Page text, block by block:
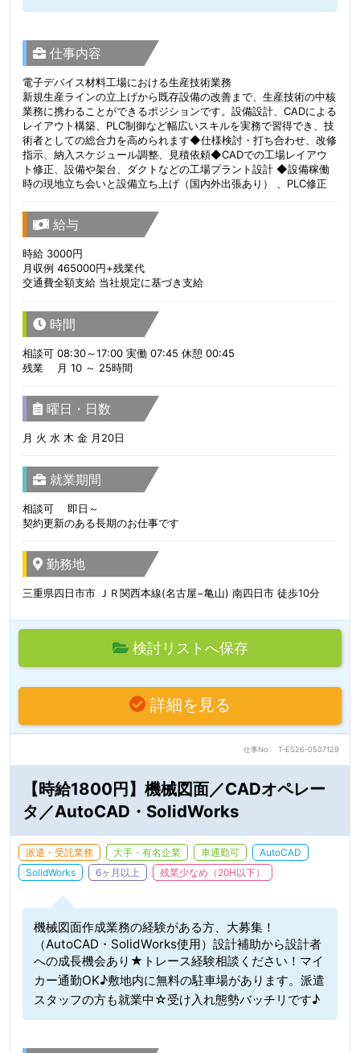
仕事内容
電子デバイス材料工場における生産技術業務
新規生産ラインの立上げから既存設備の改善まで、生産技術の中核
業務に携わることができるポジションです。設備設計、CADによる
レイアウト構築、PLC制御など幅広いスキルを実務で習得でき、技
術者としての総合力を高められます◆仕様検討・打ち合わせ、改修
指示、納入スケジュール調整、見積依頼◆CADでの工場レイアウ
ト修正、設備や架台、ダクトなどの工場プラント設計 ◆設備稼働
時の現地立ち会いと設備立ち上げ（国内外出張あり） 、PLC修正
給与
時給 3000円
月収例 465000円+残業代
交通費全額支給 当社規定に基づき支給
時間
相談可 08:30～17:00 実働 07:45 休憩 00:45
残業 月 10 ～ 25時間
曜日・日数
月 火 水 木 金 月20日
就業期間
相談可 即日～
契約更新のある長期のお仕事です
勤務地
三重県四日市市 ＪＲ関西本線(名古屋−亀山) 南四日市 徒歩10分
検討リストへ保存
詳細を見る
仕事No T-ES26-0507129
【時給1800円】機械図面／CADオペレー
タ／AutoCAD・SolidWorks
派遣・受託業務 大手・有名企業 車通勤可
AutoCAD
SolidWorks
6ヶ月以上 残業少なめ（20H以下）
機械図面作成業務の経験がある方、大募集！
（AutoCAD・SolidWorks使用）設計補助から設計者
への成長機会あり★トレース経験相談ください！マイ
カー通勤OK♪敷地内に無料の駐車場があります。派遣
スタッフの方も就業中☆受け入れ態勢バッチリです♪